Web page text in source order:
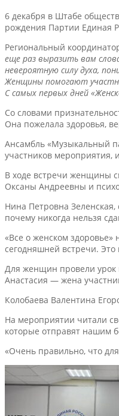
6 декабря в Штабе
рождения Партии Единая
Региональный
еще раз выразить вам
невероятную силу духа,
Женщины помогают
С самых первых дней
Со словами
Она пожелала здоровья,
Ансамбль «Музыкальный
участников мероприятия,
В ходе встречи женщины
Оксаны Андреевны и
Нина Петровна
почему никогда нельзя
«Все о женском
сегодняшней встречи.
Для женщин провели урок
Анастасия — жена
Колобаева Валентина
На мероприятии читали
которые отправят нашим
«Очень правильно, что